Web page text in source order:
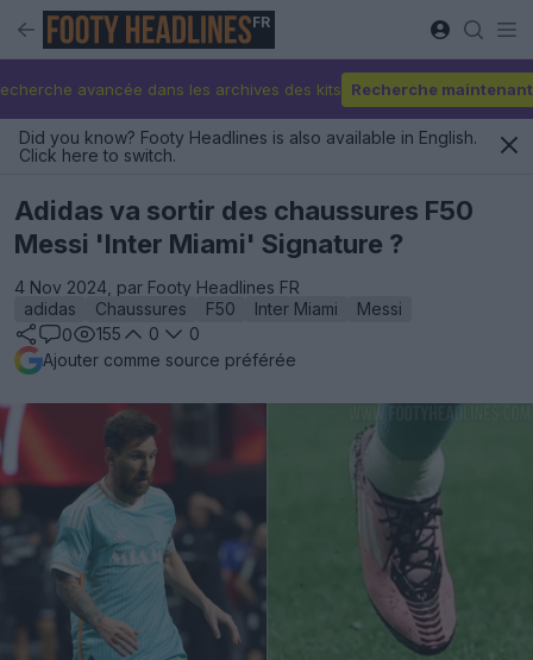
FR
avancée dans les archives des kits Recherche maintenant
Did you know? Footy Headlines is also available in English.
Click here to switch.
Adidas va sortir des chaussures F50
Messi 'Inter Miami' Signature ?
4 Nov 2024, par Footy Headlines FR
adidas
Chaussures F50 Inter Miami
Messi
0
155 0
0
Ajouter comme source préférée